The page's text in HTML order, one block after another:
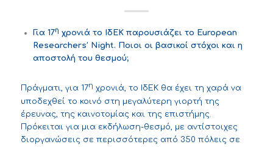
Για 17η χρονιά το ΙδΕΚ παρουσιάζει το European
Researchers’ Night. Ποιοι οι βασικοί στόχοι και η
αποστολή του θεσμού;
Πράγματι, για 17η χρονιά, το ΙδΕΚ θα έχει τη χαρά να
υποδεχθεί το κοινό στη μεγαλύτερη γιορτή της
έρευνας, της καινοτομίας και της επιστήμης.
Πρόκειται για μια εκδήλωση-θεσμό, με αντίστοιχες
διοργανώσεις σε περισσότερες από 350 πόλεις σε